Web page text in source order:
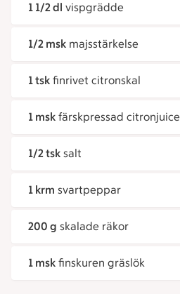
1 1/2 dl vispgrädde
1/2 msk majsstärkelse
1 tsk finrivet citronskal
1 msk färskpressad citronjuice
1/2 tsk salt
1 krm svartpeppar
200 g skalade räkor
1 msk finskuren gräslök